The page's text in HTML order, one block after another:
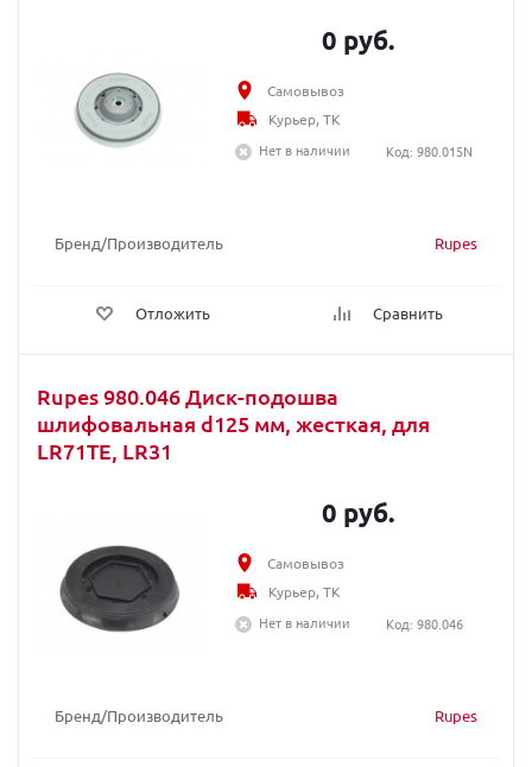
Бренд/Производитель Rupes
Отложить Сравнить
0 руб.
Самовывоз
Курьер, ТК
Нет в наличии
Код: 980.015N
Rupes 980.046 Диск-подошва
шлифовальная d125 мм, жесткая, для
LR71TE, LR31
Бренд/Производитель Rupes
0 руб.
Самовывоз
Курьер, ТК
Нет в наличии
Код: 980.046